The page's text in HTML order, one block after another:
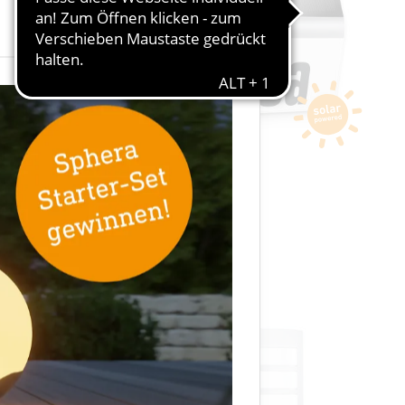
×
Solarleuchte
XSolar LH-N